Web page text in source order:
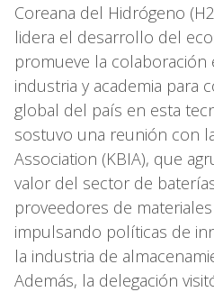
Coreana del Hidrógeno
lidera el desarrollo del
promueve la colaboración
industria y academia para
global del país en esta
sostuvo una reunión con
Association (KBIA), que
valor del sector de
proveedores de
impulsando políticas de
la industria de
Además, la delegación